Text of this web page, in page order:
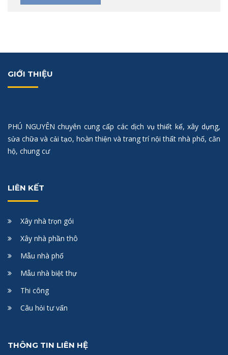
GIỚI THIỆU
PHÚ NGUYÊN chuyên cung cấp các dịch vụ thiết kế, xây dựng,
sửa chữa và cải tạo, hoàn thiện và trang trí nội thất nhà phố, căn
hộ, chung cư
LIÊN KẾT
Xây nhà trọn gói
Xây nhà phần thô
Mẫu nhà phố
Mẫu nhà biệt thự
Thi công
Câu hỏi tư vấn
THÔNG TIN LIÊN HỆ